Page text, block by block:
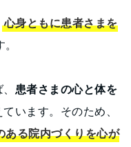
心身ともに患者さまを
患者さまの心と体を
ています。そのため、
ある院内づくりを心が